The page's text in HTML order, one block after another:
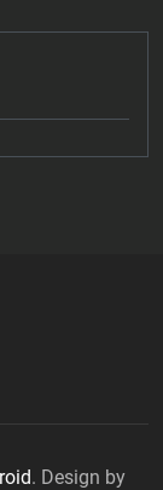
. Design by